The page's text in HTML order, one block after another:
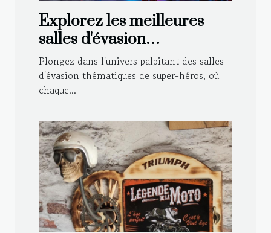
Explorez les meilleures
salles d'évasion
thématiques de super-
héros
Plongez dans l'univers palpitant des salles
d'évasion thématiques de super-héros, où
chaque...